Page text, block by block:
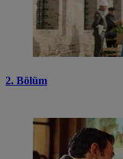
2. Bölüm